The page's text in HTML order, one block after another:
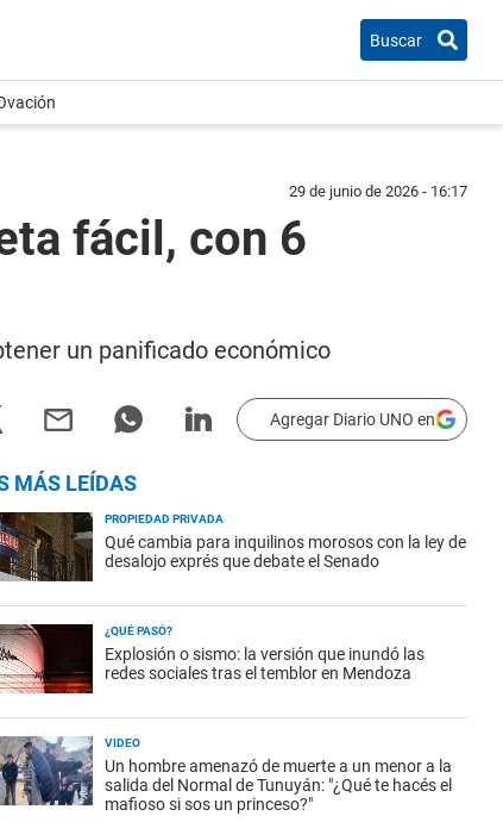
Buscar
29 de junio de 2026 - 16:17
fácil, con 6
un panificado económico
Agregar Diario UNO en
MÁS LEÍDAS
PROPIEDAD PRIVADA
Qué cambia para inquilinos morosos con la ley de
desalojo exprés que debate el Senado
¿QUÉ PASÓ?
Explosión o sismo: la versión que inundó las
redes sociales tras el temblor en Mendoza
VIDEO
Un hombre amenazó de muerte a un menor a la
salida del Normal de Tunuyán: "¿Qué te hacés el
mafioso si sos un princeso?"